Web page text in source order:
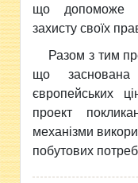
що допоможе
захисту своїх
Разом з тим
що
європейських
проект
механізми
побутових